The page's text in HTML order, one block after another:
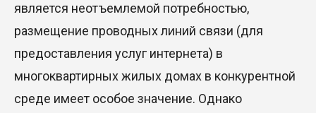
является неотъемлемой потребностью,
размещение проводных линий связи (для
предоставления услуг интернета) в
многоквартирных жилых домах в конкурентной
среде имеет особое значение. Однако